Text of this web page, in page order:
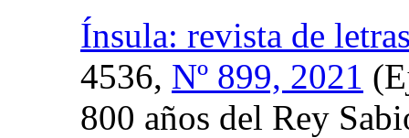
Ínsula: revista de
4536, Nº 899, 2021
800 años del Rey